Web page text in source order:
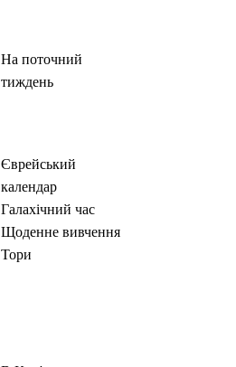
На поточний
тиждень
Єврейський
календар
Галахічний час
Щоденне вивчення
Тори